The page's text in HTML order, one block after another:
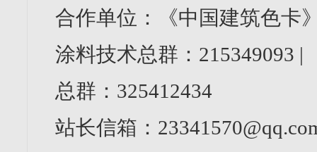
合作单位：《中国建筑色卡
涂料技术总群：
总群：325412434
站长信箱：